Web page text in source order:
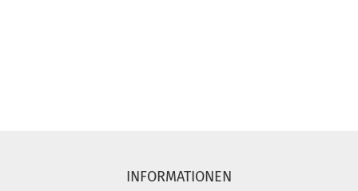
INFORMATIONEN